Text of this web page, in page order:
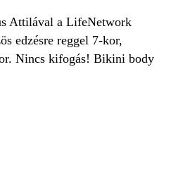
Attilával a LifeNetwork
edzésre reggel 7-kor,
Nincs kifogás! Bikini body